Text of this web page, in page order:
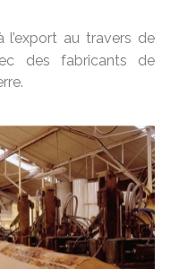
l’export au travers de
des fabricants de